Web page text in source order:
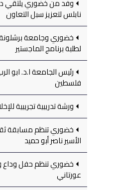
وفد من خضوري يلتقي
نابلس لتعزيز سبل التعاون
خضوري وجامعة
لطلبة برنامج الماجستير
رئيس الجامعة ا.د. ابو
فلسطين
ورشة تدريبية تجريبية
خضوري تنظم مسابقة
الأسير ناصر أبو حميد
خضوري تنظم حفل وداع
عورتاني